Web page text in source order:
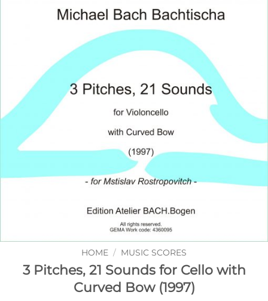
HOME / MUSIC SCORES
3 Pitches, 21 Sounds for Cello with
Curved Bow (1997)